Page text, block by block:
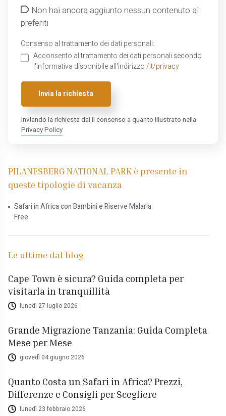
Non hai ancora aggiunto nessun contenuto ai
preferiti
Consenso al trattamento dei dati personali:
Acconsento al trattamento dei dati personali secondo
l'informativa disponibile all'indirizzo /it/privacy
Invia la richiesta
Inviando la richiesta dai il consenso a quanto illustrato nella
Privacy Policy
PILANESBERG NATIONAL PARK è presente in
queste tipologie di vacanza
Safari in Africa con Bambini e Riserve Malaria
Free
Le ultime dal blog
Cape Town è sicura? Guida completa per
visitarla in tranquillità
lunedì 27 luglio 2026
Grande Migrazione Tanzania: Guida Completa
Mese per Mese
giovedì 04 giugno 2026
Quanto Costa un Safari in Africa? Prezzi,
Differenze e Consigli per Scegliere
lunedì 23 febbraio 2026